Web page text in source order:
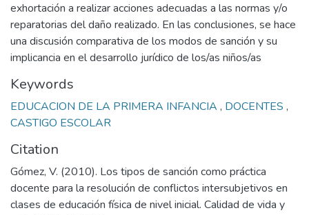
exhortación a realizar acciones adecuadas a las normas y/o
reparatorias del daño realizado. En las conclusiones, se hace
una discusión comparativa de los modos de sanción y su
implicancia en el desarrollo jurídico de los/as niños/as
Keywords
EDUCACION DE LA PRIMERA INFANCIA , DOCENTES ,
CASTIGO ESCOLAR
Citation
Gómez, V. (2010). Los tipos de sanción como práctica
docente para la resolución de conflictos intersubjetivos en
clases de educación física de nivel inicial. Calidad de vida y